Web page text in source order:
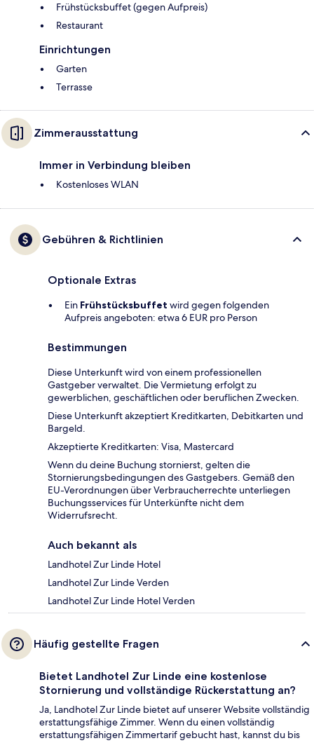
Frühstücksbuffet (gegen Aufpreis)
Restaurant
Einrichtungen
Garten
Terrasse
Zimmerausstattung
Immer in Verbindung bleiben
Kostenloses WLAN
Gebühren & Richtlinien
Optionale Extras
Ein Frühstücksbuffet wird gegen folgenden
Aufpreis angeboten: etwa 6 EUR pro Person
Bestimmungen
Diese Unterkunft wird von einem professionellen
Gastgeber verwaltet. Die Vermietung erfolgt zu
gewerblichen, geschäftlichen oder beruflichen Zwecken.
Diese Unterkunft akzeptiert Kreditkarten, Debitkarten und
Bargeld.
Akzeptierte Kreditkarten: Visa, Mastercard
Wenn du deine Buchung stornierst, gelten die
Stornierungsbedingungen des Gastgebers. Gemäß den
EU-Verordnungen über Verbraucherrechte unterliegen
Buchungsservices für Unterkünfte nicht dem
Widerrufsrecht.
Auch bekannt als
Landhotel Zur Linde Hotel
Landhotel Zur Linde Verden
Landhotel Zur Linde Hotel Verden
Häufig gestellte Fragen
Bietet Landhotel Zur Linde eine kostenlose
Stornierung und vollständige Rückerstattung an?
Ja, Landhotel Zur Linde bietet auf unserer Website vollständig
erstattungsfähige Zimmer. Wenn du einen vollständig
erstattungsfähigen Zimmertarif gebucht hast, kannst du bis